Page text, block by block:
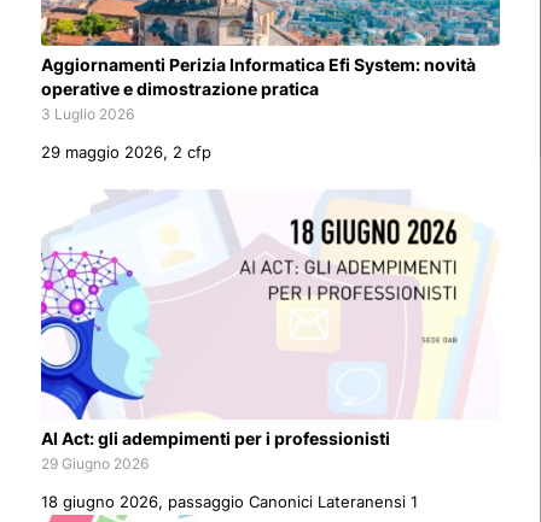
Aggiornamenti Perizia Informatica Efi System: novità
operative e dimostrazione pratica
3 Luglio 2026
29 maggio 2026, 2 cfp
AI Act: gli adempimenti per i professionisti
29 Giugno 2026
18 giugno 2026, passaggio Canonici Lateranensi 1